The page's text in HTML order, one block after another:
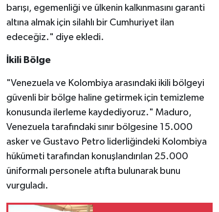
barışı, egemenliği ve ülkenin kalkınmasını garanti
altına almak için silahlı bir Cumhuriyet ilan
edeceğiz." diye ekledi.
İkili Bölge
"Venezuela ve Kolombiya arasındaki ikili bölgeyi
güvenli bir bölge haline getirmek için temizleme
konusunda ilerleme kaydediyoruz." Maduro,
Venezuela tarafındaki sınır bölgesine 15.000
asker ve Gustavo Petro liderliğindeki Kolombiya
hükümeti tarafından konuşlandırılan 25.000
üniformalı personele atıfta bulunarak bunu
vurguladı.